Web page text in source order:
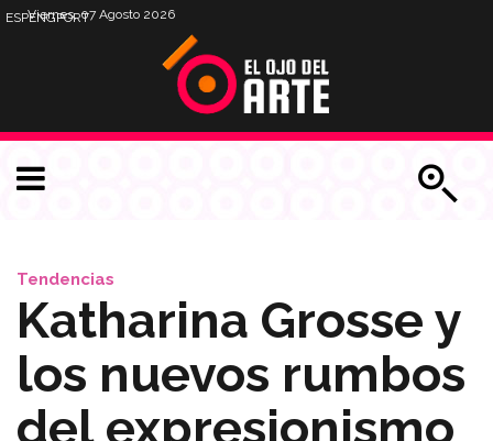
Viernes, 07 Agosto 2026
ESPENGPORT
Tendencias
Katharina Grosse y
los nuevos rumbos
del expresionismo